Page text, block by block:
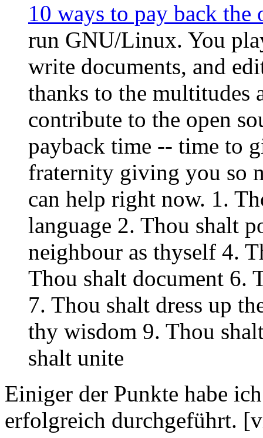
10 ways to pay back the
run GNU/Linux. You
write documents, and
thanks to the multitudes
contribute to the open
payback time -- time to
fraternity giving you so
can help right now. 1.
language 2. Thou shalt
neighbour as thyself 4.
Thou shalt document 6.
7. Thou shalt dress up
thy wisdom 9. Thou
shalt unite
Einiger der Punkte habe
erfolgreich durchgeführt.